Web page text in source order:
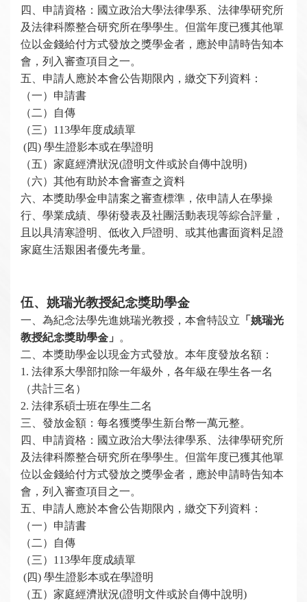
四、申請資格：國立政治大學法律學系、法律學研究所
及法律科際整合研究所在學學生。但當年度已獲其他單
位以金錢給付方式發放之獎學金者，應於申請時告知本
會，列入審查項目之一。
五、申請人應於本會公告期限內，繳交下列資料：
（一）申請書
（二）自傳
（三）113學年度成績單
(四) 學生證影本或在學證明
（五）家庭經濟狀況(證明文件或於自傳中說明)
（六）其他有助於本會審查之資料
六、本獎助學金申請案之審查標準，依申請人在學操
行、學業成績、學術發表及社團活動表現等綜合評量，
且以具清寒證明、低收入戶證明、或其他書面資料足證
家庭生活艱困者優先考量。
伍、姚瑞光教授紀念獎助學金
一、 為紀念法學先進姚瑞光教授，本會特設立 「姚瑞光
教授紀念獎助學金」
。
二、本獎助學金以現金方式發放。本年度發放名額：
1. 法律系大學部扣除一年級外，各年級在學生各一名
（共計三名）
2. 法律系碩士班在學生二名
三、發放金額：每名獲獎學生新台幣一萬元整。
四、申請資格：國立政治大學法律學系、法律學研究所
及法律科際整合研究所在學學生。但當年度已獲其他單
位以金錢給付方式發放之獎學金者，應於申請時告知本
會，列入審查項目之一。
五、申請人應於本會公告期限內，繳交下列資料：
（一）申請書
（二）自傳
（三）113學年度成績單
(四) 學生證影本或在學證明
（五）家庭經濟狀況(證明文件或於自傳中說明)